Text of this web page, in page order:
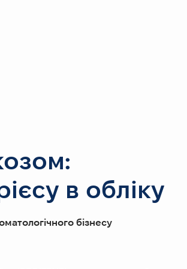
в обліку
бізнесу